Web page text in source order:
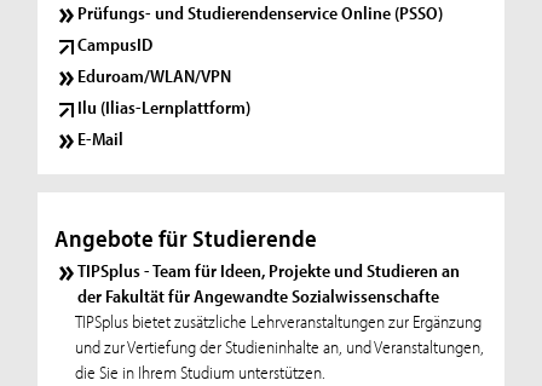
Prüfungs- und Studierendenservice Online (PSSO)
CampusID
Eduroam/WLAN/VPN
Ilu (Ilias-Lernplattform)
E-Mail
Angebote für Studierende
TIPSplus - Team für Ideen, Projekte und Studieren an
der Fakultät für Angewandte Sozialwissenschafte
TIPSplus bietet zusätzliche Lehrveranstaltungen zur Ergänzung
und zur Vertiefung der Studieninhalte an, und Veranstaltungen,
die Sie in Ihrem Studium unterstützen.